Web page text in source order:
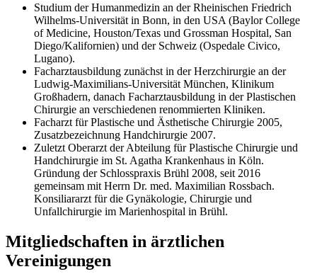
Studium der Humanmedizin an der Rheinischen Friedrich
Wilhelms-Universität in Bonn, in den USA (Baylor College
of Medicine, Houston/Texas und Grossman Hospital, San
Diego/Kalifornien) und der Schweiz (Ospedale Civico,
Lugano).
Facharztausbildung zunächst in der Herzchirurgie an der
Ludwig-Maximilians-Universität München, Klinikum
Großhadern, danach Facharztausbildung in der Plastischen
Chirurgie an verschiedenen renommierten Kliniken.
Facharzt für Plastische und Ästhetische Chirurgie 2005,
Zusatzbezeichnung Handchirurgie 2007.
Zuletzt Oberarzt der Abteilung für Plastische Chirurgie und
Handchirurgie im St. Agatha Krankenhaus in Köln.
Gründung der Schlosspraxis Brühl 2008, seit 2016
gemeinsam mit Herrn Dr. med. Maximilian Rossbach.
Konsiliararzt für die Gynäkologie, Chirurgie und
Unfallchirurgie im Marienhospital in Brühl.
Mitgliedschaften in ärztlichen
Vereinigungen